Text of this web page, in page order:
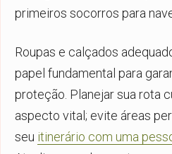
primeiros socorros para
Roupas e calçados
papel fundamental para
proteção. Planejar sua rota
aspecto vital; evite áreas
seu itinerário com uma